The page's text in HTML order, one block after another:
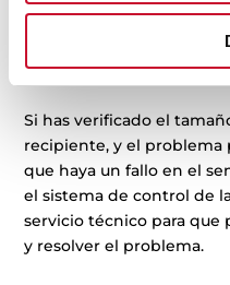
de seguridad. Si es así,
Si has verificado el
recipiente, y el problema
que haya un fallo en el
el sistema de control de
servicio técnico para que
y resolver el problema.